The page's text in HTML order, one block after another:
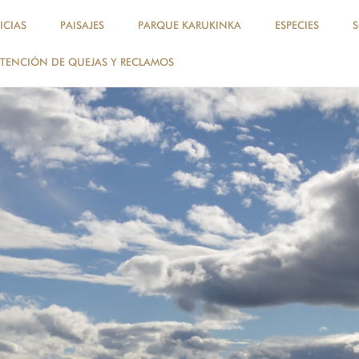
PAISAJES PARQUE KARUKINKA ESPECIES
DE QUEJAS Y RECLAMOS